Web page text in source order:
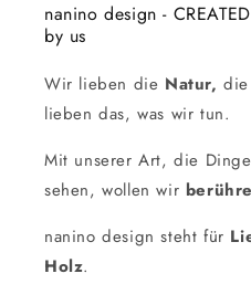
nanino design -
by us
Wir lieben die Natur, die
lieben das, was wir tun.
Mit unserer Art, die
sehen, wollen wir
nanino design steht für
Holz.